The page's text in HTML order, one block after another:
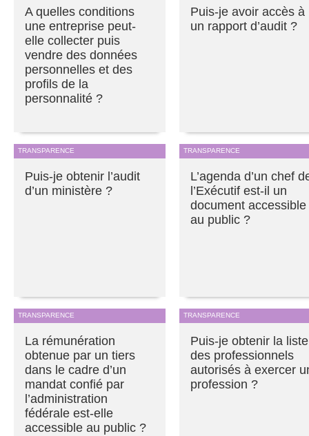
A quelles conditions
une entreprise peut-
elle collecter puis
vendre des données
personnelles et des
profils de la
personnalité ?
Puis-je avoir accès à
un rapport d’audit ?
TRANSPARENCE
Puis-je obtenir l’audit
d’un ministère ?
TRANSPARENCE
L’agenda d’un chef
l’Exécutif est-il un
document accessible
au public ?
TRANSPARENCE
La rémunération
obtenue par un tiers
dans le cadre d’un
mandat confié par
l’administration
fédérale est-elle
accessible au public ?
TRANSPARENCE
Puis-je obtenir la liste
des professionnels
autorisés à exercer
profession ?